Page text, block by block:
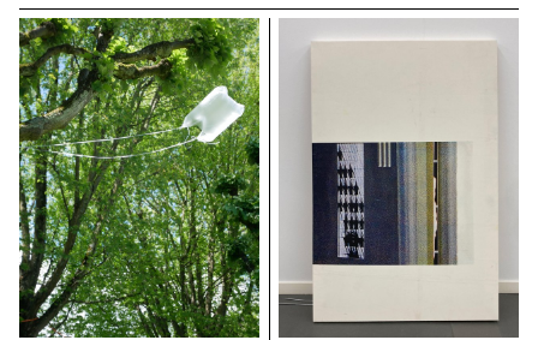
composer un dessin de trois
mètres sur un mètre soixante.
Ce projet a pour but de
représenter l’incertitude,
l’angoisse et les conflits
internes. Laissant le vide jouer
un rôle aussi important sur
l’image que le remplissage
pour renforcer la perte de soi
dans ce tourbillon émotif.